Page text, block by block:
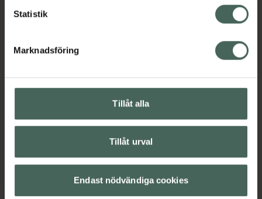
Statistik
Marknadsföring
Tillåt alla
Tillåt urval
Endast nödvändiga cookies
Visa
Visa
Upptäck flera produkter inom
Kosttillskott